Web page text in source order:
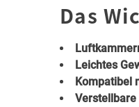
Das
Leichtes
Kompatibel
Verstellbare